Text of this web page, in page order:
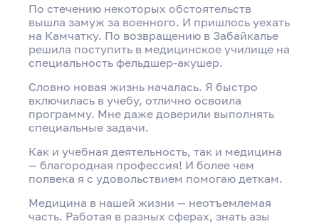
Викторией Марковской
По стечению некоторых обстоятельств
вышла замуж за военного. И пришлось уехать
на Камчатку. По возвращению в Забайкалье
решила поступить в медицинское училище на
специальность фельдшер-акушер.
Словно новая жизнь началась. Я быстро
включилась в учебу, отлично освоила
программу. Мне даже доверили выполнять
специальные задачи.
Как и учебная деятельность, так и медицина
— благородная профессия! И более чем
полвека я с удовольствием помогаю деткам.
Медицина в нашей жизни — неотъемлемая
часть. Работая в разных сферах, знать азы